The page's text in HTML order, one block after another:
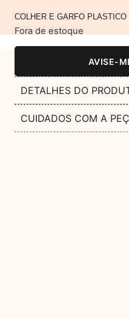
COLHER E GARFO
Fora de estoque
AVISE-
DETALHES DO
CUIDADOS COM A